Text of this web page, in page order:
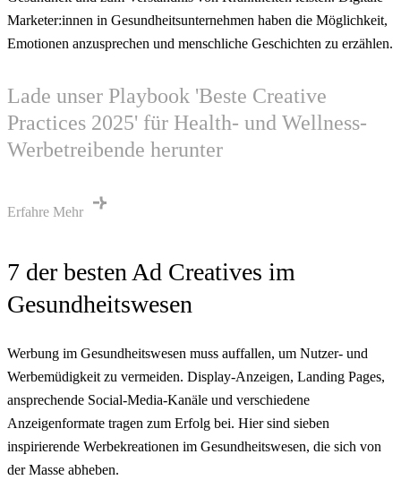
Marketer:innen in Gesundheitsunternehmen haben die Möglichkeit,
Emotionen anzusprechen und menschliche Geschichten zu erzählen.
Lade unser Playbook 'Beste Creative
Practices 2025' für Health- und Wellness-
Werbetreibende herunter
Erfahre Mehr
7 der besten Ad Creatives im
Gesundheitswesen
Werbung im Gesundheitswesen muss auffallen, um Nutzer- und
Werbemüdigkeit zu vermeiden. Display-Anzeigen, Landing Pages,
ansprechende Social-Media-Kanäle und verschiedene
Anzeigenformate tragen zum Erfolg bei. Hier sind sieben
inspirierende Werbekreationen im Gesundheitswesen, die sich von
der Masse abheben.